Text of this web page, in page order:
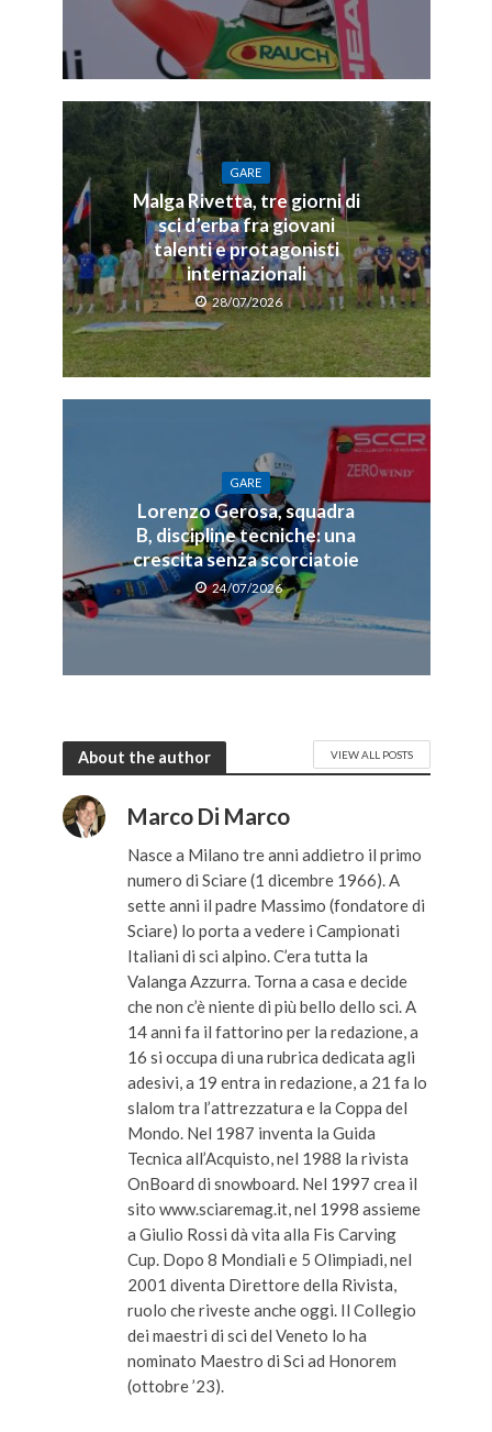
GARE
Malga Rivetta, tre giorni di
sci d’erba fra giovani
talenti e protagonisti
internazionali
28/07/2026
GARE
Lorenzo Gerosa, squadra
B, discipline tecniche: una
crescita senza scorciatoie
24/07/2026
About the author VIEW ALL POSTS
Marco Di Marco
Nasce a Milano tre anni addietro il primo
numero di Sciare (1 dicembre 1966). A
sette anni il padre Massimo (fondatore di
Sciare) lo porta a vedere i Campionati
Italiani di sci alpino. C’era tutta la
Valanga Azzurra. Torna a casa e decide
che non c’è niente di più bello dello sci. A
14 anni fa il fattorino per la redazione, a
16 si occupa di una rubrica dedicata agli
adesivi, a 19 entra in redazione, a 21 fa lo
slalom tra l’attrezzatura e la Coppa del
Mondo. Nel 1987 inventa la Guida
Tecnica all’Acquisto, nel 1988 la rivista
OnBoard di snowboard. Nel 1997 crea il
sito www.sciaremag.it, nel 1998 assieme
a Giulio Rossi dà vita alla Fis Carving
Cup. Dopo 8 Mondiali e 5 Olimpiadi, nel
2001 diventa Direttore della Rivista,
ruolo che riveste anche oggi. Il Collegio
dei maestri di sci del Veneto lo ha
nominato Maestro di Sci ad Honorem
(ottobre ’23).